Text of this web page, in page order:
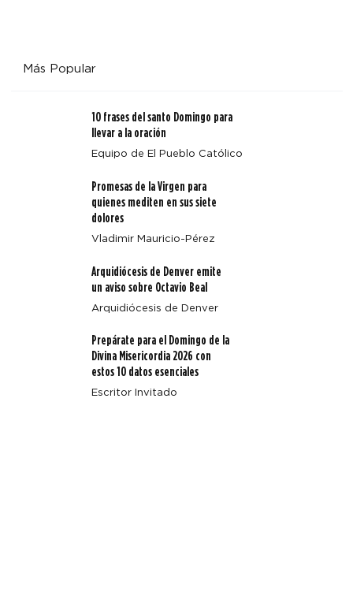
Más Popular
10 frases del santo Domingo para
llevar a la oración
Equipo de El Pueblo Católico
Promesas de la Virgen para
quienes mediten en sus siete
dolores
Vladimir Mauricio-Pérez
Arquidiócesis de Denver emite
un aviso sobre Octavio Beal
Arquidiócesis de Denver
Prepárate para el Domingo de la
Divina Misericordia 2026 con
estos 10 datos esenciales
Escritor Invitado